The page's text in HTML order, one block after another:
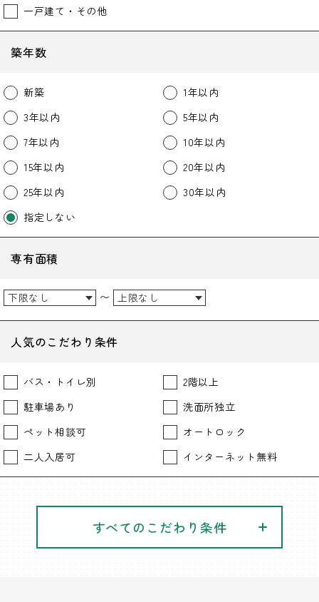
一戸建て・その他
築年数
新築
1年以内
3年以内
5年以内
7年以内
10年以内
15年以内
20年以内
25年以内
30年以内
指定しない
専有面積
〜
人気のこだわり条件
バス・トイレ別
2階以上
駐車場あり
洗面所独立
ペット相談可
オートロック
二人入居可
インターネット無料
すべてのこだわり条件